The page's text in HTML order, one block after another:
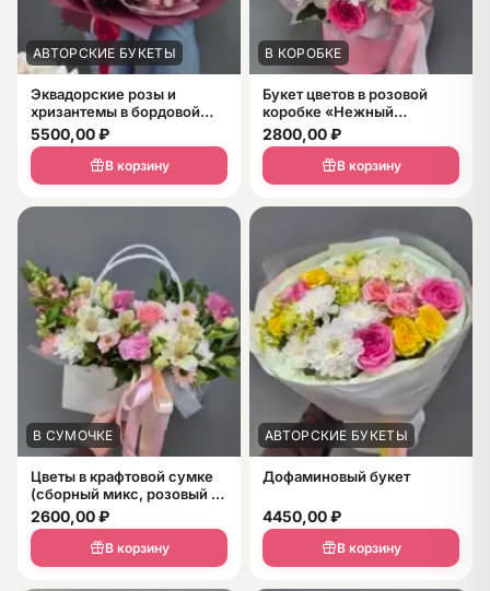
АВТОРСКИЕ БУКЕТЫ
Эквадорские розы и
хризантемы в бордовой
упаковке — шикарный
букет в подарок
5500,00₽
В корзину
В КОРОБКЕ
Букет цветов в розовой
коробке «Нежный
рассвет» из белых
хризантем и пионовидных
2800,00₽
В корзину
В СУМОЧКЕ
Цветы в крафтовой сумке
(сборный микс, розовый +
белый)
2600,00₽
В корзину
АВТОРСКИЕ БУКЕТЫ
Дофаминовый букет
4450,00₽
В корзину